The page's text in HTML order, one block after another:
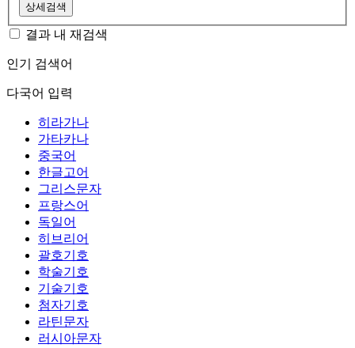
상세검색
결과 내 재검색
인기 검색어
다국어 입력
히라가나
가타카나
중국어
한글고어
그리스문자
프랑스어
독일어
히브리어
괄호기호
학술기호
기술기호
첨자기호
라틴문자
러시아문자